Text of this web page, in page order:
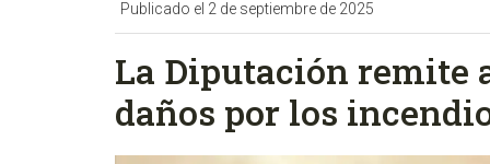
Publicado el 2 de septiembre de 2025
La Diputación remite
daños por los